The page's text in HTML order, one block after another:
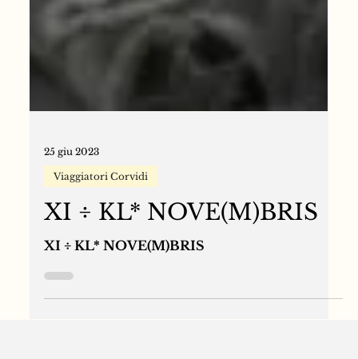
25 giu 2023
Viaggiatori Corvidi
XI ÷ KL* NOVE(M)BRIS
XI ÷ KL* NOVE(M)BRIS